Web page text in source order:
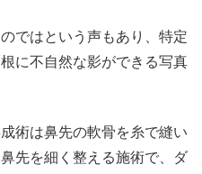
ではという声もあり、特定
に不自然な影ができる写真
術は鼻先の軟骨を糸で縫い
先を細く整える施術で、ダ